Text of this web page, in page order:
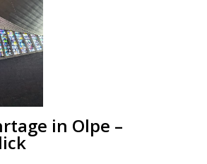
in Olpe –